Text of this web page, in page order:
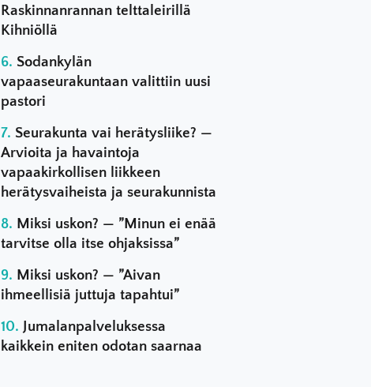
Raskinnanrannan telttaleirillä
Kihniöllä
Sodankylän
vapaaseurakuntaan valittiin uusi
pastori
Seurakunta vai herätysliike? —
Arvioita ja havaintoja
vapaakirkollisen liikkeen
herätysvaiheista ja seurakunnista
Miksi uskon? — ”Minun ei enää
tarvitse olla itse ohjaksissa”
Miksi uskon? — ”Aivan
ihmeellisiä juttuja tapahtui”
Jumalanpalveluksessa
kaikkein eniten odotan saarnaa